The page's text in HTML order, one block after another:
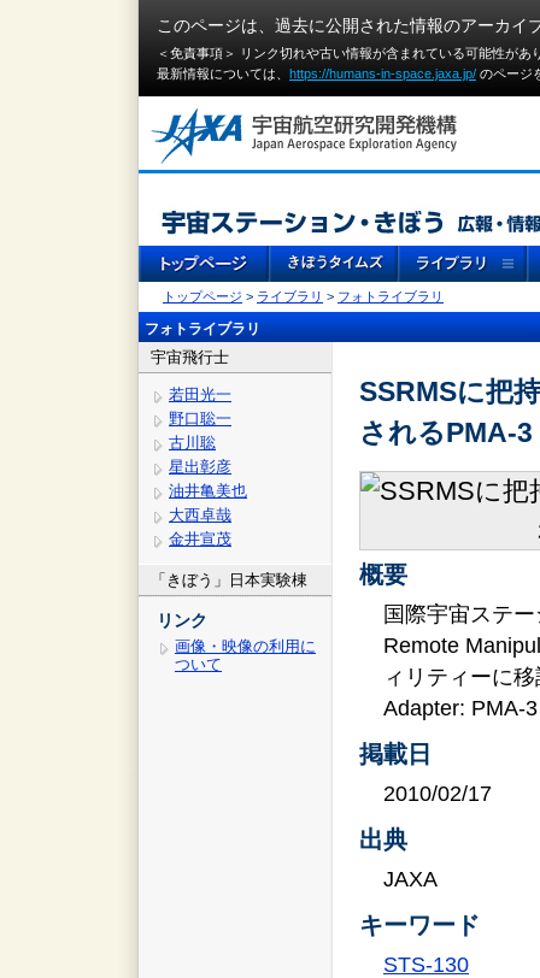
このページは、過去に公開された情報のアーカイ
＜免責事項＞ リンク切れや古い情報が含まれている可能性が
最新情報については、 https://humans-in-space.jaxa.jp/ のページ
トップページ > ライブラリ > フォトライブラリ
フォトライブラリ
宇宙飛行士
若田光一
野口聡一
古川聡
星出彰彦
油井亀美也
大西卓哉
金井宣茂
「きぼう」日本実験棟
リンク
画像・映像の利用に
ついて
SSRMSに把
されるPMA-
概要
国際宇宙ステ
Remote
ィリティーに
Adapter: PMA-
掲載日
2010/02/17
出典
JAXA
キーワード
STS-130